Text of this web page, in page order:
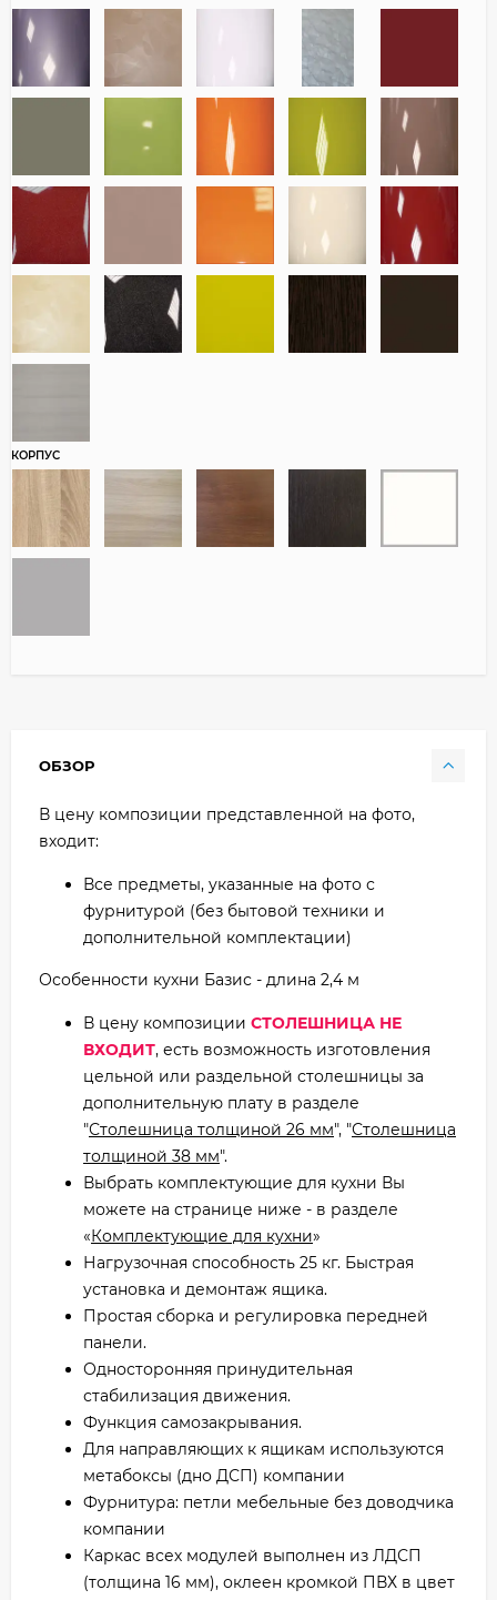
КОРПУС
ОБЗОР
В цену композиции представленной на фото,
входит:
Все предметы, указанные на фото с
фурнитурой (без бытовой техники и
дополнительной комплектации)
Особенности кухни Базис - длина 2,4 м
В цену композиции СТОЛЕШНИЦА НЕ
ВХОДИТ, есть возможность изготовления
цельной или раздельной столешницы за
дополнительную плату в разделе
"Столешница толщиной 26 мм", "Столешница
толщиной 38 мм".
Выбрать комплектующие для кухни Вы
можете на странице ниже - в разделе
«Комплектующие для кухни»
Нагрузочная способность 25 кг. Быстрая
установка и демонтаж ящика.
Простая сборка и регулировка передней
панели.
Односторонняя принудительная
стабилизация движения.
Функция самозакрывания.
Для направляющих к ящикам используются
метабоксы (дно ДСП) компании
Фурнитура: петли мебельные без доводчика
компании
Каркас всех модулей выполнен из ЛДСП
(толщина 16 мм), оклеен кромкой ПВХ в цвет